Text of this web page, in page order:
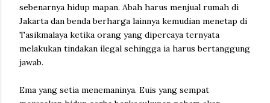
sebenarnya hidup mapan. Abah harus menjual rumah di
Jakarta dan benda berharga lainnya kemudian menetap di
Tasikmalaya ketika orang yang dipercaya ternyata
melakukan tindakan ilegal sehingga ia harus bertanggung
jawab.
Ema yang setia menemaninya. Euis yang sempat